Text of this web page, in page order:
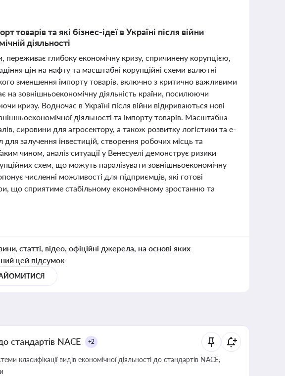
та які бізнес-ідеї в Україні після війни
діяльності
переживає глибоку економічну кризу, спричинену корупцією,
цін на нафту та масштабні корупційні схеми валютні
зменшення імпорту товарів, включно з критично важливими
на зовнішньоекономічну діяльність країни, посилюючи
кризу. Водночас в Україні після війни відкриваються нові
діяльності та імпорту товарів. Масштабна
сировини для агросектору, а також розвитку логістики та е-
залучення інвестицій, створення робочих місць та
чином, аналіз ситуації у Венесуелі демонструє ризики
схем, що можуть паралізувати зовнішньоекономічну
численні можливості для підприємців, які готові
що сприятиме стабільному економічному зростанню та
статті, відео, офіційні джерела, на основі яких
цей підсумок
стандартів NACE +2
класифікації видів економічної діяльності до стандартів NACE,